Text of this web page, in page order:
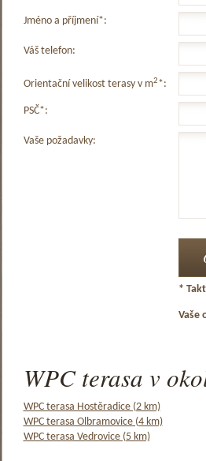
Jméno a příjmení*:
Váš telefon:
Orientační velikost terasy v m2*:
PSČ*:
Vaše požadavky:
*
Vaše
WPC terasa v
WPC terasa Hostěradice (2 km)
WPC terasa Olbramovice (4 km)
WPC terasa Vedrovice (5 km)